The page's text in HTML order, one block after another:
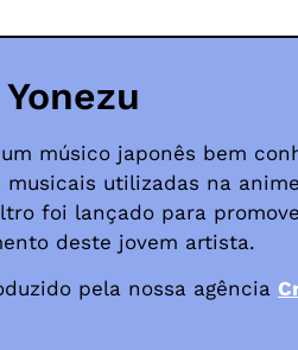
um músico japonês bem
musicais utilizadas na anime
foi lançado para
deste jovem artista.
pela nossa agência